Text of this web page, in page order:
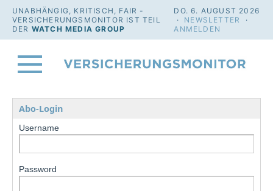
UNABHÄNGIG, KRITISCH, FAIR -
VERSICHERUNGSMONITOR IST TEIL
DER WATCH MEDIA GROUP
DO. 6. AUGUST 2026
· NEWSLETTER
·
ANMELDEN
Abo-Login
Username
Password